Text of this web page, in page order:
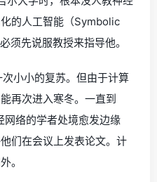
的人工智能（Symbolic
须先说服教授来指导他。
小小的复苏。但由于计算
再次进入寒冬。一直到
络的学者处境愈发边缘
们在会议上发表论文。计
。